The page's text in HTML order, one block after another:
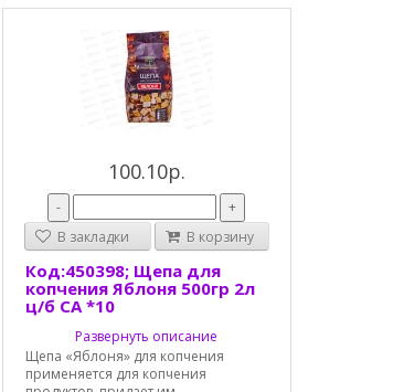
100.10р.
-
+
В закладки
В корзину
Код:450398; Щепа для
копчения Яблоня 500гр 2л
ц/б СА *10
Развернуть описание
Щепа «Яблоня» для копчения
применяется для копчения